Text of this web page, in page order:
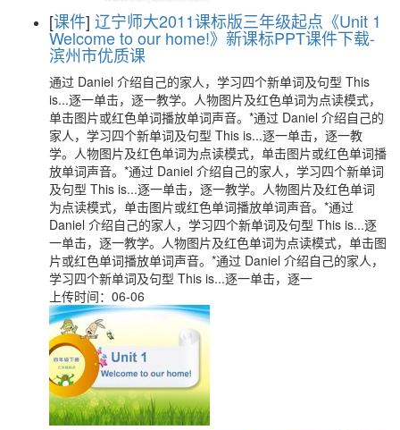
[课件] 辽宁师大2011课标版三年级起点《Unit 1
Welcome to our home!》新课标PPT课件下载-
滨州市优质课
通过 Daniel 介绍自己的家人，学习四个新单词及句型 This
is...逐一单击，逐一教学。人物图片及红色单词为点读模式，
单击图片或红色单词播放单词声音。*通过 Daniel 介绍自己的
家人，学习四个新单词及句型 This is...逐一单击，逐一教
学。人物图片及红色单词为点读模式，单击图片或红色单词播
放单词声音。*通过 Daniel 介绍自己的家人，学习四个新单词
及句型 This is...逐一单击，逐一教学。人物图片及红色单词
为点读模式，单击图片或红色单词播放单词声音。*通过
Daniel 介绍自己的家人，学习四个新单词及句型 This is...逐
一单击，逐一教学。人物图片及红色单词为点读模式，单击图
片或红色单词播放单词声音。*通过 Daniel 介绍自己的家人，
学习四个新单词及句型 This is...逐一单击，逐一
上传时间：06-06